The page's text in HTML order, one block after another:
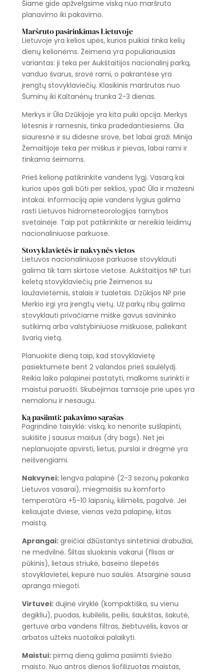
Šiame gide apžvelgsime viską nuo maršruto
planavimo iki pakavimo.
Maršruto pasirinkimas Lietuvoje
Lietuvoje yra kelios upės, kurios puikiai tinka kelių
dienų kelionėms. Žeimena yra populiariausias
variantas: ji teka per Aukštaitijos nacionalinį parką,
vanduo švarus, srovė rami, o pakrantėse yra
įrengtų stovyklaviečių. Klasikinis maršrutas nuo
Šuminų iki Kaltanėnų trunka 2-3 dienas.
Merkys ir Ūla Dzūkijoje yra kita puiki opcija. Merkys
lėtesnis ir ramesnis, tinka pradedantiesiems. Ūla
siauresnė ir su didesne srove, bet labai graži. Minija
Žemaitijoje teka per miškus ir pievas, labai rami ir
tinkama šeimoms.
Prieš kelionę patikrinkite vandens lygį. Vasarą kai
kurios upės gali būti per seklios, ypač Ūla ir mažesni
intakai. Informaciją apie vandens lygius galima
rasti Lietuvos hidrometeorologijos tarnybos
svetainėje. Taip pat patikrinkite ar nereikia leidimų
nacionaliniuose parkuose.
Stovyklavietės ir nakvynės vietos
Lietuvos nacionaliniuose parkuose stovyklauti
galima tik tam skirtose vietose. Aukštaitijos NP turi
keletą stovyklaviečių prie Žeimenos su
laužavietėmis, stalais ir tualetais. Dzūkijos NP prie
Merkio irgi yra įrengtų vietų. Už parkų ribų galima
stovyklauti privačiame miške gavus savininko
sutikimą arba valstybiniuose miškuose, paliekant
švarią vietą.
Planuokite dieną taip, kad stovyklavietę
pasiektumėte bent 2 valandos prieš saulėlydį.
Reikia laiko palapinei pastatyti, malkoms surinkti ir
maistui paruošti. Skubėjimas tamsoje prie upės yra
nemalonu ir nesaugu.
Ką pasiimti: pakavimo sąrašas
Pagrindinė taisyklė: viską, ko nenorite sušlapinti,
sukišite į sausus maišus (dry bags). Net jei
neplanuojate apvirsti, lietus, purslai ir drėgmė yra
neišvengiami.
Nakvynei:lengva palapinė (2-3 sezonų pakanka
Lietuvos vasarai), miegmaišis su komforto
temperatūra +5-10 laipsnių, kilimėlis, pagalvė. Jei
keliaujate dviese, vienas veža palapinę, kitas
maistą.
Aprangai:greičiai džiūstantys sintetiniai drabužiai,
ne medvilnė. Šiltas sluoksnis vakarui (flisas ar
pūkinis), lietaus striukė, baseino šlepetės
stovyklavietei, kepurė nuo saulės. Atsarginė sausa
apranga miegoti.
Virtuvei:dujinė viryklė (kompaktiška, su vienu
degikliu), puodas, kubilėlis, peilis, šaukštas, šakutė,
gertuvė arba vandens filtras, žiebtuvėlis, kavos ar
arbatos užteks nuotaikai palaikyti.
Maistui:pirmą dieną galima pasiimti šviežio
maisto. Nuo antros dienos liofilizuotas maistas,